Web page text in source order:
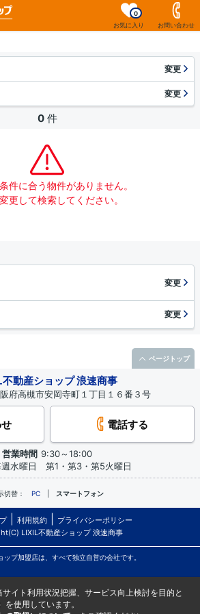
お気に入り
0
お問い合わせ
変更
変更
0 件
件に合う物件がありません。
更して検索してください。
変更
変更
動産ショップ 浪速商事
府高槻市安岡寺町１丁目１６番３号
電話する
営業時間 9:30～18:00
水曜日 第1・第3・第5火曜日
切替： PC スマートフォン
利用規約
プライバシーポリシー
LIXIL不動産ショップ 浪速商事
ップ加盟店は、すべて独立自営の会社です。
ページトップ
イト利用状況把握、サービス向上検討を目的と
使用しています。